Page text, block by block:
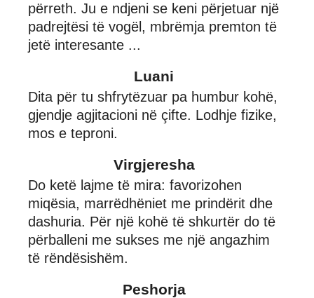
përreth. Ju e ndjeni se keni përjetuar një
padrejtësi të vogël, mbrëmja premton të
jetë interesante ...
Luani
Dita për tu shfrytëzuar pa humbur kohë,
gjendje agjitacioni në çifte. Lodhje fizike,
mos e teproni.
Virgjeresha
Do ketë lajme të mira: favorizohen
miqësia, marrëdhëniet me prindërit dhe
dashuria. Për një kohë të shkurtër do të
përballeni me sukses me një angazhim
të rëndësishëm.
Peshorja